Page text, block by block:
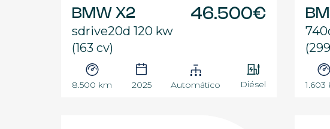
BMW X2
sdrive20d 120 kw
(163 cv)
46.500€
8.500 km 2025 Automático Diésel 1.603